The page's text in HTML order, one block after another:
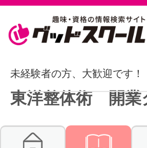
未経験者の方、大歓迎です！
東洋整体術 開業